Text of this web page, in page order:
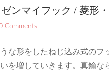
ンマイフック / 菱形
Comments
な形をしたねじ込み式のフ
を増していきます。真鍮な